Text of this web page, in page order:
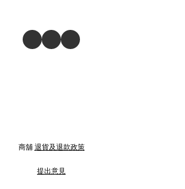
商舖 退貨及退款政策
提出意見